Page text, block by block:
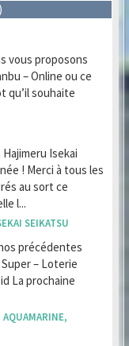
vous proposons
– Online ou ce
qu’il souhaite
Isekai
! Merci à tous les
au sort ce
l...
SEIKATSU
précédentes
– Loterie
La prochaine